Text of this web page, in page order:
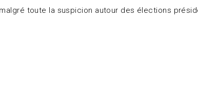
toute la suspicion autour des élections